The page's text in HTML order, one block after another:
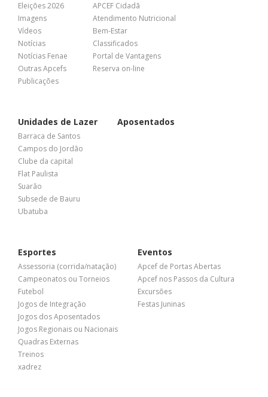
Eleições 2026
Imagens
Vídeos
Notícias
Notícias Fenae
Outras Apcefs
Publicações
APCEF Cidadã
Atendimento Nutricional
Bem-Estar
Classificados
Portal de Vantagens
Reserva on-line
Unidades de Lazer
Barraca de Santos
Campos do Jordão
Clube da capital
Flat Paulista
Suarão
Subsede de Bauru
Ubatuba
Aposentados
Esportes
Assessoria (corrida/natação)
Campeonatos ou Torneios
Futebol
Jogos de Integração
Jogos dos Aposentados
Jogos Regionais ou Nacionais
Quadras Externas
Treinos
xadrez
Eventos
Apcef de Portas Abertas
Apcef nos Passos da Cultura
Excursões
Festas Juninas